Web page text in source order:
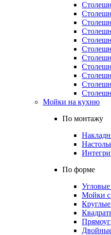
Мойки на кухню
По монтажу
По форме
Мойки